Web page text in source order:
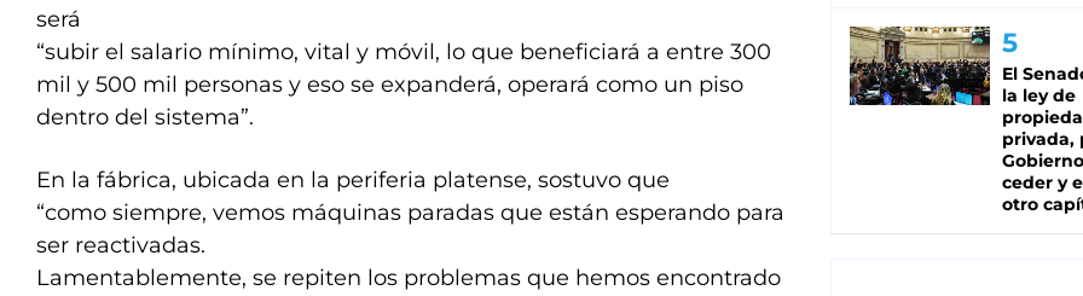
será
“subir el salario mínimo, vital y móvil, lo que beneficiará a entre 300
mil y 500 mil personas y eso se expanderá, operará como un piso
dentro del sistema”.
En la fábrica, ubicada en la periferia platense, sostuvo que
“como siempre, vemos máquinas paradas que están esperando para
ser reactivadas.
Lamentablemente, se repiten los problemas que hemos encontrado
El
la ley de
privada,
ceder y
otro